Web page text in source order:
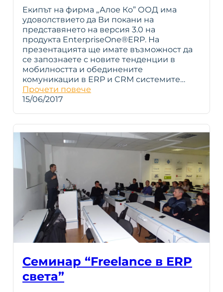
Екипът на фирма „Алое Ко” ООД има
удоволствието да Ви покани на
представянето на версия 3.0 на
продукта EnterpriseOne®ERP. На
презентацията ще имате възможност да
се запознаете с новите тенденции в
мобилността и обединените
комуникации в ERP и CRM системите…
Прочети повече
15/06/2017
Семинар “Freelance в ERP
света”